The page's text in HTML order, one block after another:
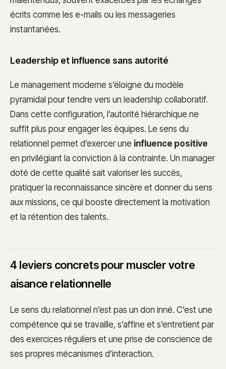
écrits comme les e-mails ou les messageries
instantanées.
Leadership et influence sans autorité
Le management moderne s’éloigne du modèle
pyramidal pour tendre vers un leadership collaboratif.
Dans cette configuration, l’autorité hiérarchique ne
suffit plus pour engager les équipes. Le sens du
relationnel permet d’exercer une influence positive
en privilégiant la conviction à la contrainte. Un manager
doté de cette qualité sait valoriser les succès,
pratiquer la reconnaissance sincère et donner du sens
aux missions, ce qui booste directement la motivation
et la rétention des talents.
4 leviers concrets pour muscler votre
aisance relationnelle
Le sens du relationnel n’est pas un don inné. C’est une
compétence qui se travaille, s’affine et s’entretient par
des exercices réguliers et une prise de conscience de
ses propres mécanismes d’interaction.